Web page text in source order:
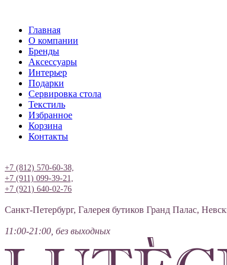
Главная
О компании
Бренды
Аксессуары
Интерьер
Подарки
Сервировка стола
Текстиль
Избранное
Корзина
Контакты
+7 (812) 570-60-38,
+7 (911) 099-39-21,
+7 (921) 640-02-76
Санкт-Петербург, Галерея бутиков Гранд Палас,
11:00-21:00, без выходных